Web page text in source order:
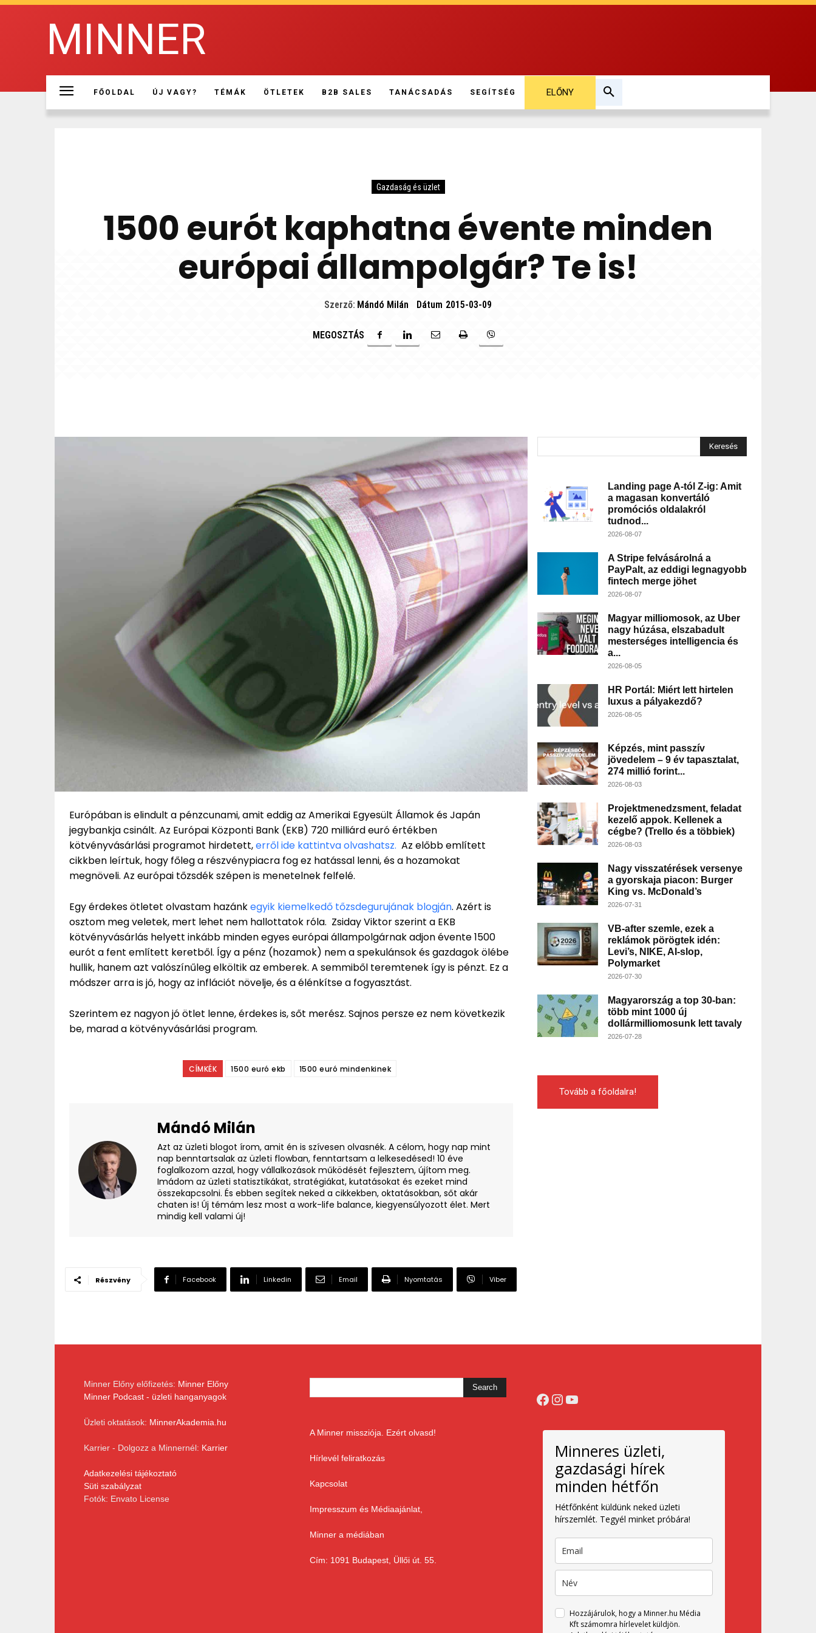
MINNER
FŐOLDAL ÚJ VAGY? TÉMÁK ÖTLETEK B2B SALES TANÁCSADÁS SEGÍTSÉG ELŐNY
Gazdaság és üzlet
1500 eurót kaphatna évente minden
európai állampolgár? Te is!
Szerző: Mándó Milán Dátum 2015-03-09
MEGOSZTÁS
Európában is elindult a pénzcunami, amit eddig az Amerikai Egyesült Államok és Japán
jegybankja csinált. Az Európai Központi Bank (EKB) 720 milliárd euró értékben
kötvényvásárlási programot hirdetett,erről ide kattintva olvashatsz. Az előbb említett
cikkben leírtuk, hogy főleg a részvénypiacra fog ez hatással lenni, és a hozamokat
megnöveli. Az európai tőzsdék szépen is menetelnek felfelé.
Egy érdekes ötletet olvastam hazánkegyik kiemelkedő tőzsdegurujának blogján. Azért is
osztom meg veletek, mert lehet nem hallottatok róla. Zsiday Viktor szerint a EKB
kötvényvásárlás helyett inkább minden egyes európai állampolgárnak adjon évente 1500
eurót a fent említett keretből. Így a pénz (hozamok) nem a spekulánsok és gazdagok ölébe
hullik, hanem azt valószínűleg elköltik az emberek. A semmiből teremtenek így is pénzt. Ez a
módszer arra is jó, hogy az inflációt növelje, és a élénkítse a fogyasztást.
Szerintem ez nagyon jó ötlet lenne, érdekes is, sőt merész. Sajnos persze ez nem következik
be, marad a kötvényvásárlási program.
CÍMKÉK 1500 euró ekb 1500 euró mindenkinek
Mándó Milán
Azt az üzleti blogot írom, amit én is szívesen olvasnék. A célom, hogy nap mint
nap benntartsalak az üzleti flowban, fenntartsam a lelkesedésed! 10 éve
foglalkozom azzal, hogy vállalkozások működését fejlesztem, újítom meg.
Imádom az üzleti statisztikákat, stratégiákat, kutatásokat és ezeket mind
összekapcsolni. És ebben segítek neked a cikkekben, oktatásokban, sőt akár
chaten is! Új témám lesz most a work-life balance, kiegyensúlyozott élet. Mert
mindig kell valami új!
Részvény Facebook Linkedin Email Nyomtatás Viber
Keresés
Landing page A-tól Z-ig: Amit
a magasan konvertáló
promóciós oldalakról
tudnod...
2026-08-07
A Stripe felvásárolná a
PayPalt, az eddigi legnagyobb
fintech merge jöhet
2026-08-07
Magyar milliomosok, az Uber
nagy húzása, elszabadult
mesterséges intelligencia és
a...
2026-08-05
HR Portál: Miért lett hirtelen
luxus a pályakezdő?
2026-08-05
Képzés, mint passzív
jövedelem – 9 év tapasztalat,
274 millió forint...
2026-08-03
Projektmenedzsment, feladat
kezelő appok. Kellenek a
cégbe? (Trello és a többiek)
2026-08-03
Nagy visszatérések versenye
a gyorskaja piacon: Burger
King vs. McDonald’s
2026-07-31
VB-after szemle, ezek a
reklámok pörögtek idén:
Levi’s, NIKE, AI-slop,
Polymarket
2026-07-30
Magyarország a top 30-ban:
több mint 1000 új
dollármilliomosunk lett tavaly
2026-07-28
Tovább a főoldalra!
Minner Előny előfizetés: Minner Előny
Minner Podcast - üzleti hanganyagok
Üzleti oktatások: MinnerAkademia.hu
Karrier - Dolgozz a Minnernél: Karrier
Adatkezelési tájékoztató
Süti szabályzat
Fotók: Envato License
A Minner missziója. Ezért olvasd!
Hírlevél feliratkozás
Kapcsolat
Impresszum és Médiaajánlat,
Minner a médiában
Cím: 1091 Budapest, Üllői út. 55.
Facebook
Instagram
YouTube
Minneres üzleti,
gazdasági hírek
minden hétfőn
Hétfőnként küldünk neked üzleti
hírszemlét. Tegyél minket próbára!
Hozzájárulok, hogy a Minner.hu Média
Kft számomra hírlevelet küldjön.